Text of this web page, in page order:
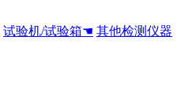
试验机/试验箱☚ 其他检测仪器